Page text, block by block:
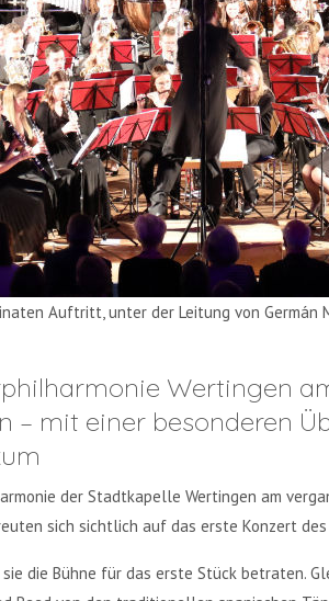
Auftritt, unter der Leitung von Germán
Wertingen
– mit einer besonderen
der Stadtkapelle Wertingen am
sich sichtlich auf das erste Konzert
die Bühne für das erste Stück betraten.